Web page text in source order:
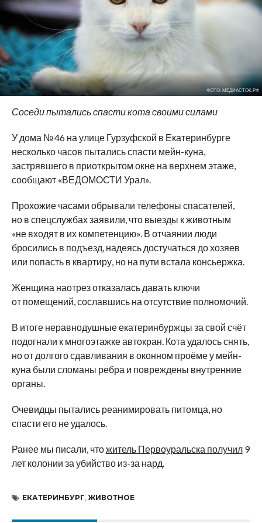
ФОТО: МЕДИАСТОК.РФ
Соседи пытались спасти кота своими силами
У дома № 46 на улице Гурзуфской в Екатеринбурге
несколько часов пытались спасти мейн-куна,
застрявшего в приоткрытом окне на верхнем этаже,
сообщают «ВЕДОМОСТИ Урал».
Прохожие часами обрывали телефоны спасателей,
но в спецслужбах заявили, что выезды к животным
«не входят в их компетенцию». В отчаянии люди
бросились в подъезд, надеясь достучаться до хозяев
или попасть в квартиру, но на пути встала консьержка.
Женщина наотрез отказалась давать ключи
от помещений, сославшись на отсутствие полномочий.
В итоге неравнодушные екатеринбуржцы за свой счёт
подогнали к многоэтажке автокран. Кота удалось снять,
но от долгого сдавливания в оконном проёме у мейн-
куна были сломаны ребра и повреждены внутренние
органы.
Очевидцы пытались реанимировать питомца, но
спасти его не удалось.
Ранее мы писали, чтожитель Первоуральска получил9
лет колонии за убийство из-за нард.
ЕКАТЕРИНБУРГ, ЖИВОТНОЕ